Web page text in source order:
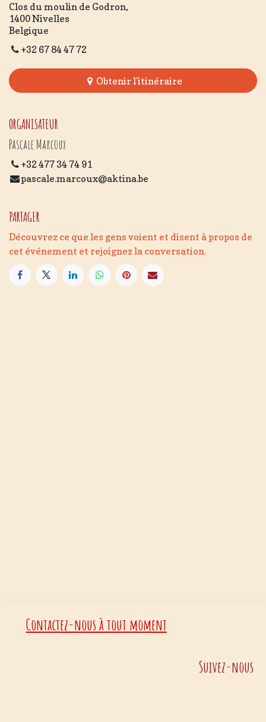
Clos du moulin de Godron,
1400 Nivelles
Belgique
+32 67 84 47 72
Obtenir l'itinéraire
ORGANISATEUR
Pascale Marcoux
+32 477 34 74 91
pascale.marcoux@aktina.be
PARTAGER
Découvrez ce que les gens voient et disent à propos de
cet événement et rejoignez la conversation.
Contactez-nous à tout moment
Suivez-nous